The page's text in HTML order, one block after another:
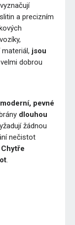
a precizním
jsou
dobrou
moderní, pevné
dlouhou
žádnou
nečistot
Chytře
.